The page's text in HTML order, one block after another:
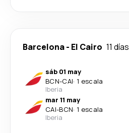
Barcelona- El Cairo 11 días
sáb 01 may
BCN-CAI· 1 escala
Iberia
mar 11 may
CAI-BCN· 1 escala
Iberia